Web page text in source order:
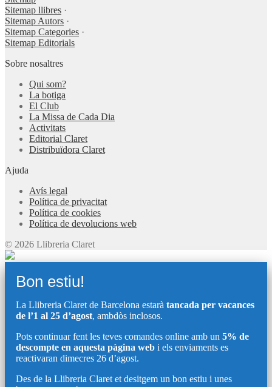
Sitemap llibres ·
Sitemap Autors ·
Sitemap Categories ·
Sitemap Editorials
Sobre nosaltres
Qui som?
La botiga
El Club
La Missa de Cada Dia
Activitats
Editorial Claret
Distribuïdora Claret
Ajuda
Avís legal
Política de privacitat
Política de cookies
Política de devolucions web
© 2026 Llibreria Claret
Bon estiu!
La Llibreria Claret de Barcelona estarà tancada per vacances
de l’1 al 25 d’agost, ambdòs inclosos.
Pots continuar fent les teves comandes online amb un 5% de
descompte en aquesta pàgina web i els enviaments es
reactivaran dimecres 26 d’agost.
Des de la Llibreria Claret et desitgem un bon estiu i unes